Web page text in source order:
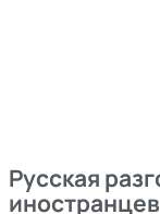
Русская